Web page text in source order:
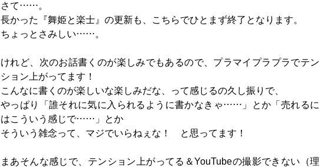
さて……。
長かった『舞姫と楽士』の更新も、こちらでひとまず終了となります。
ちょっとさみしい……。
けれど、次のお話書くのが楽しみでもあるので、プラマイプラプラでテン
ション上がってます！
こんなに書くのが楽しいな楽しみだな、って感じるの久し振りで、
やっぱり「誰それに気に入られるように書かなきゃ……」とか「売れるに
はこういう感じで……」とか
そういう雑念って、マジでいらねぇな！ と思ってます！
まあそんな感じで、テンション上がってる＆YouTubeの撮影できない（理